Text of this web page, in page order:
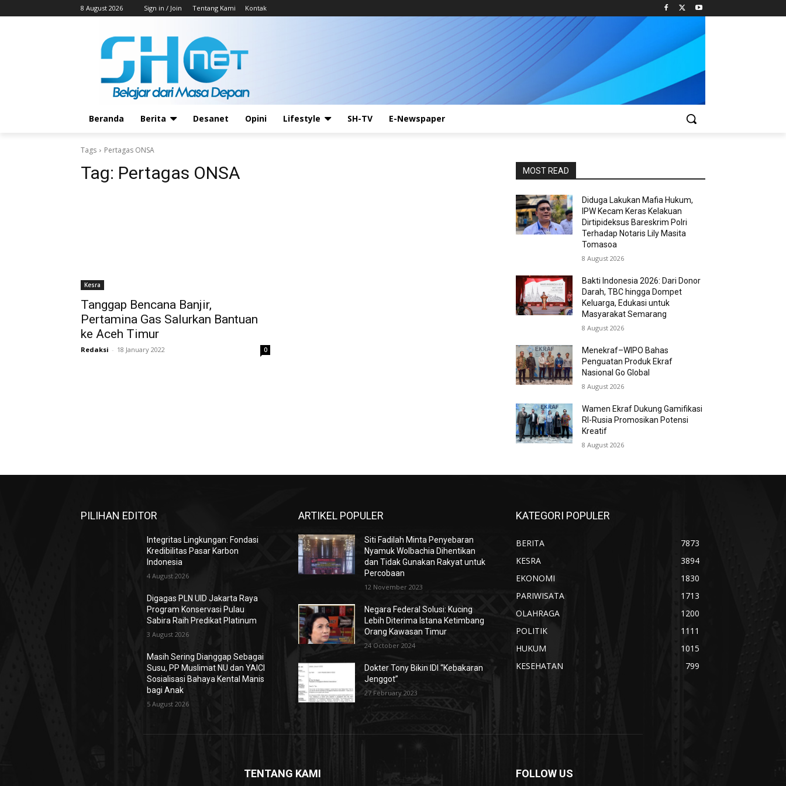
8 August 2026 Sign in / Join Tentang Kami Kontak
Beranda Berita Desanet Opini Lifestyle SH-TV E-Newspaper
Tags Pertagas ONSA
Tag: Pertagas ONSA
Kesra
Tanggap Bencana Banjir,
Pertamina Gas Salurkan Bantuan
ke Aceh Timur
Redaksi - 18 January 2022 0
MOST READ
Diduga Lakukan Mafia Hukum,
IPW Kecam Keras Kelakuan
Dirtipideksus Bareskrim Polri
Terhadap Notaris Lily Masita
Tomasoa
8 August 2026
Bakti Indonesia 2026: Dari Donor
Darah, TBC hingga Dompet
Keluarga, Edukasi untuk
Masyarakat Semarang
8 August 2026
Menekraf–WIPO Bahas
Penguatan Produk Ekraf
Nasional Go Global
8 August 2026
Wamen Ekraf Dukung Gamifikasi
RI-Rusia Promosikan Potensi
Kreatif
8 August 2026
PILIHAN EDITOR
Integritas Lingkungan: Fondasi
Kredibilitas Pasar Karbon
Indonesia
4 August 2026
Digagas PLN UID Jakarta Raya
Program Konservasi Pulau
Sabira Raih Predikat Platinum
3 August 2026
Masih Sering Dianggap Sebagai
Susu, PP Muslimat NU dan YAICI
Sosialisasi Bahaya Kental Manis
bagi Anak
5 August 2026
ARTIKEL POPULER
Siti Fadilah Minta Penyebaran
Nyamuk Wolbachia Dihentikan
dan Tidak Gunakan Rakyat untuk
Percobaan
12 November 2023
Negara Federal Solusi: Kucing
Lebih Diterima Istana Ketimbang
Orang Kawasan Timur
24 October 2024
Dokter Tony Bikin IDI “Kebakaran
Jenggot”
27 February 2023
KATEGORI POPULER
BERITA
7873
KESRA
3894
EKONOMI
1830
PARIWISATA
1713
OLAHRAGA
1200
POLITIK
1111
HUKUM
1015
KESEHATAN
799
TENTANG KAMI FOLLOW US